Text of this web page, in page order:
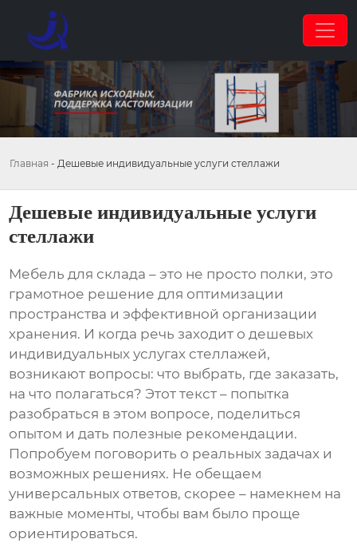
Главная - Дешевые индивидуальные услуги стеллажи
Дешевые индивидуальные услуги
стеллажи
Мебель для склада – это не просто полки, это
грамотное решение для оптимизации
пространства и эффективной организации
хранения. И когда речь заходит одешевых
индивидуальных услугах стеллажей,
возникают вопросы: что выбрать, где заказать,
на что полагаться? Этот текст – попытка
разобраться в этом вопросе, поделиться
опытом и дать полезные рекомендации.
Попробуем поговорить о реальных задачах и
возможных решениях. Не обещаем
универсальных ответов, скорее – намекнем на
важные моменты, чтобы вам было проще
ориентироваться.